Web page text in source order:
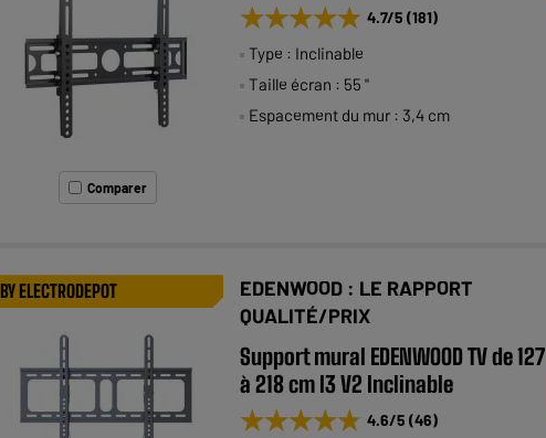
Comparer
★★★★★
★★★★★ 4.7/5 (181)
Type : Inclinable
Taille écran : 55 "
Espacement du mur : 3,4 cm
BY ELECTRODEPOT
EDENWOOD : LE RAPPORT
QUALITÉ/PRIX
Support mural EDENWOOD TV de 127
à 218 cm I3 V2 Inclinable
★★★★★
★★★★★ 4.6/5 (46)